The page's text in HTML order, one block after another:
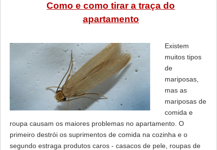
Como e como tirar a traça do
apartamento
Existem
muitos tipos
de
mariposas,
mas as
mariposas de
comida e
roupa causam os maiores problemas no apartamento. O
primeiro destrói os suprimentos de comida na cozinha e o
segundo estraga produtos caros - casacos de pele, roupas de